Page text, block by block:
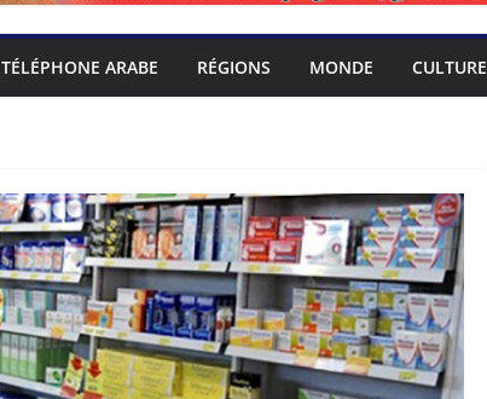
TÉLÉPHONE ARABE RÉGIONS MONDE CULTURE